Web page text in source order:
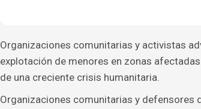
Organizaciones comunitarias y activistas
explotación de menores en zonas
de una creciente crisis humanitaria.
Organizaciones comunitarias y defensores